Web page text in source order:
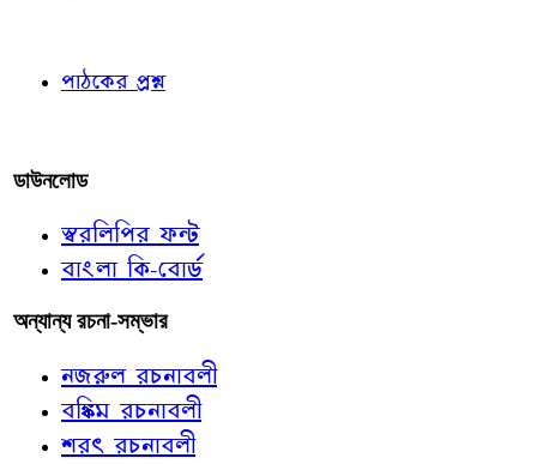
পাঠকের প্রশ্ন
ডাউনলোড
স্বরলিপির ফন্ট
বাংলা কি-বোর্ড
অন্যান্য রচনা-সম্ভার
নজরুল রচনাবলী
বঙ্কিম রচনাবলী
শরৎ রচনাবলী